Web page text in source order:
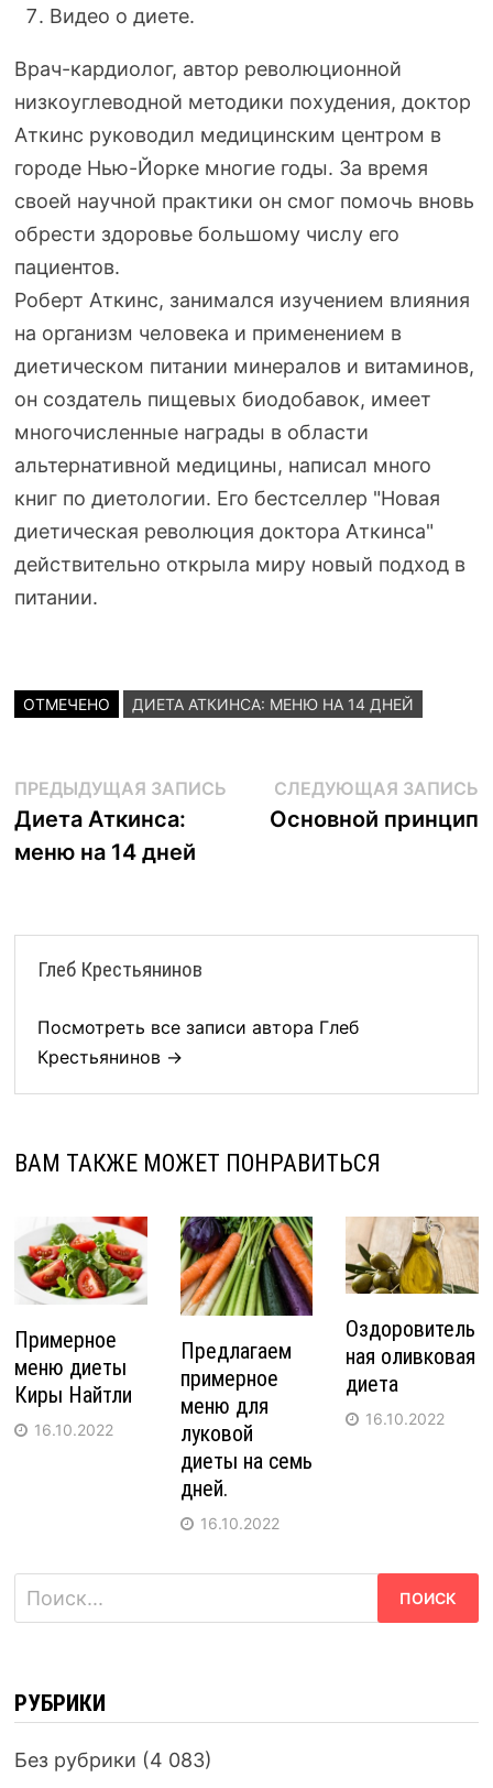
Видео о диете.
Врач-кардиолог, автор революционной
низкоуглеводной методики похудения, доктор
Аткинс руководил медицинским центром в
городе Нью-Йоркемногие годы. За время
своей научной практики он смог помочь вновь
обрести здоровье большому числу его
пациентов.
Роберт Аткинс, занимался изучением влияния
на организм человека и применением в
диетическом питании минералов и витаминов,
он создатель пищевых биодобавок, имеет
многочисленные награды в области
альтернативной медицины, написал много
книг по диетологии. Его бестселлер "Новая
диетическая революция доктора Аткинса"
действительно открыла миру новый подход в
питании.
ОТМЕЧЕНО ДИЕТА АТКИНСА: МЕНЮ НА 14 ДНЕЙ
Навигация
по
ПРЕДЫДУЩАЯ ЗАПИСЬПредыдущая
запись:
Диета Аткинса:
меню на 14 дней
СЛЕДУЮЩАЯ ЗАПИСЬ
Основной принцип
Глеб Крестьянинов
Посмотреть все записи автора Глеб
Крестьянинов →
ВАМ ТАКЖЕ МОЖЕТ ПОНРАВИТЬСЯ
Примерное
меню диеты
Киры Найтли
16.10.2022
Предлагаем
примерное
меню для
луковой
диеты на семь
дней.
16.10.2022
Оздоровитель
ная оливковая
диета
16.10.2022
Найти:
РУБРИКИ
Без рубрики (4 083)